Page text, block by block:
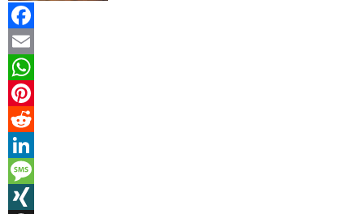
Facebook
Email
WhatsApp
Pinterest
Reddit
LinkedIn
Message